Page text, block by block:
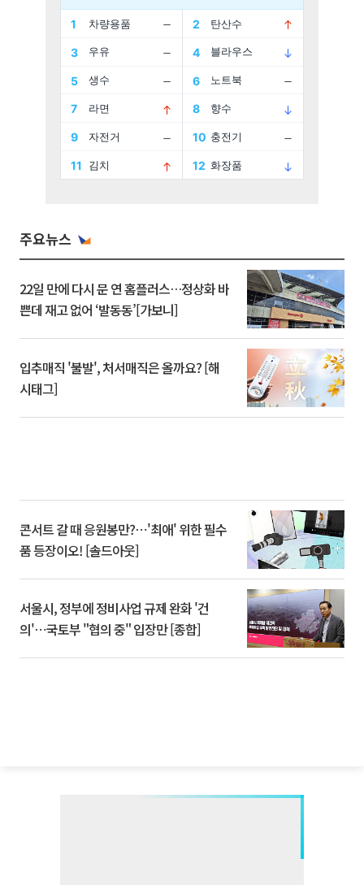
주요뉴스
22일 만에 다시 문 연 홈플러스…정상화 바
쁜데 재고 없어 ‘발동동’[가보니]
입추매직 '불발', 처서매직은 올까요? [해
시태그]
콘서트 갈 때 응원봉만?⋯'최애' 위한 필수
품 등장이오! [솔드아웃]
서울시, 정부에 정비사업 규제 완화 '건
의'⋯국토부 "협의 중" 입장만 [종합]